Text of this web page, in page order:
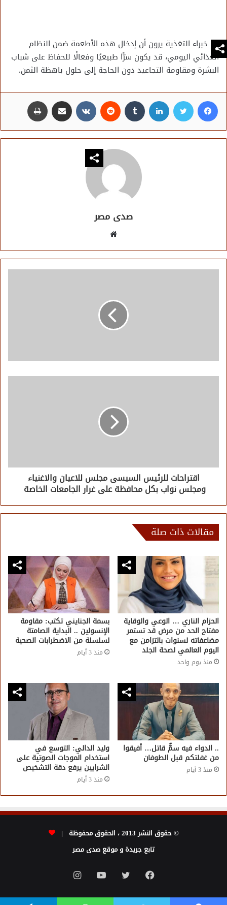
خبراء التغذية يرون أن إدخال هذه الأطعمة ضمن النظام
الغذائي اليومي، قد يكون سرًّا طبيعيًا وفعالًا للحفاظ على شباب
البشرة ومقاومة التجاعيد دون الحاجة إلى حلول باهظة الثمن.
فيسبوك تويتر لينكدإن مشاركة عبر البريد
صدى مصر
اقتراحات للرئيس السيسى مجلس للاعيان والاغنياء
ومجلس نواب بكل محافظة على غرار الجامعات الخاصة
مقالات ذات صلة
الحزام الناري … الوعي والوقاية
مفتاح الحد من مرض قد تستمر
مضاعفاته لسنوات بالتزامن مع
اليوم العالمي لصحة الجلد
منذ يوم واحد
بسمة الجنايني تكتب: مقاومة
الإنسولين .. البداية الصامتة
لسلسلة من الاضطرابات الصحية
منذ 3 أيام
.. الدواء فيه سمٌّ قاتل… أفيقوا
من غفلتكم قبل الطوفان
منذ 3 أيام
وليد الدالي: التوسع في
استخدام الموجات الصوتية على
الشرايين يرفع دقة التشخيص
منذ 3 أيام
© حقوق النشر 2013 ، الحقوق محفوظة |
تابع جريدة و موقع صدى مصر
فيسبوك تويتر يوتيوبانستقرام